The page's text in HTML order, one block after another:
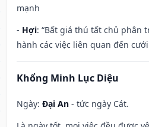
mạnh
- Hợi: “Bất giá thú tất chủ phân
hành các việc liên quan đến
Khổng Minh Lục Diệu
Ngày: Đại An - tức ngày Cát.